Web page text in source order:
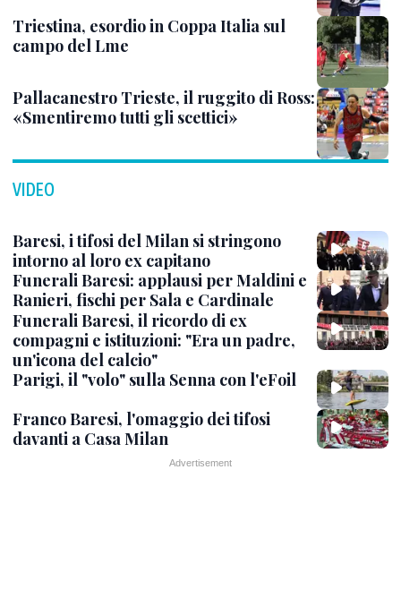
Triestina, esordio in Coppa Italia sul
campo del Lme
Pallacanestro Trieste, il ruggito di Ross:
«Smentiremo tutti gli scettici»
VIDEO
Baresi, i tifosi del Milan si stringono
intorno al loro ex capitano
Funerali Baresi: applausi per Maldini e
Ranieri, fischi per Sala e Cardinale
Funerali Baresi, il ricordo di ex
compagni e istituzioni: "Era un padre,
un'icona del calcio"
Parigi, il "volo" sulla Senna con l'eFoil
Franco Baresi, l'omaggio dei tifosi
davanti a Casa Milan